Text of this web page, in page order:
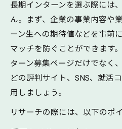
ーン活用法
長期インターンで得
メーカー系長期イン
スキル
コンサル長期インタ
長期インターンを選ぶ際には
ん。まず、企業の事業内容や
ーン生への期待値などを事前
マッチを防ぐことができます
ターン募集ページだけでなく
どの評判サイト、SNS、就活
用しましょう。
リサーチの際には、以下のポ